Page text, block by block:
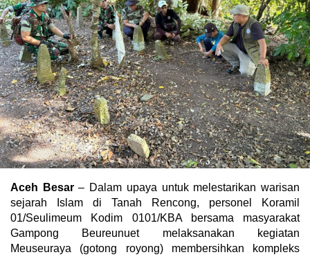
Aceh Besar– Dalam upaya untuk melestarikan warisan
sejarah Islam di Tanah Rencong, personel Koramil
01/Seulimeum Kodim 0101/KBA bersama masyarakat
Gampong Beureunuet melaksanakan kegiatan
Meuseuraya (gotong royong) membersihkan kompleks